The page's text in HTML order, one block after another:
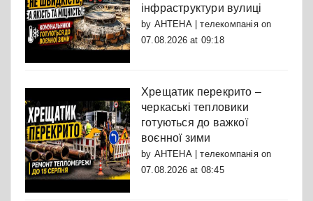
інфраструктури вулиці
by АНТЕНА | телекомпаніяon
07.08.2026 at 09:18
Хрещатик перекрито –
черкаські тепловики
готуються до важкої
воєнної зими
by АНТЕНА | телекомпаніяon
07.08.2026 at 08:45